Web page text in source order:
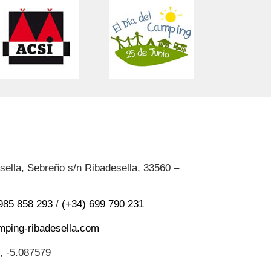
Sebreño s/n Ribadesella, 33560 –
858 293/ (+34) 699 790 231
ribadesella.com
-5.087579